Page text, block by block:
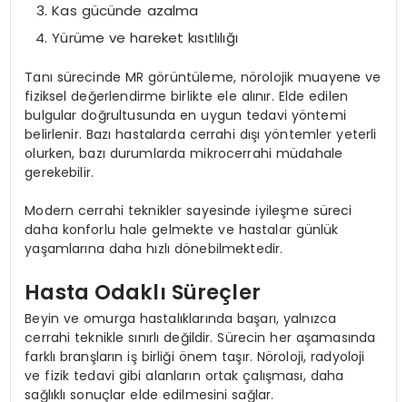
Kas gücünde azalma
Yürüme ve hareket kısıtlılığı
Tanı sürecinde MR görüntüleme, nörolojik muayene ve
fiziksel değerlendirme birlikte ele alınır. Elde edilen
bulgular doğrultusunda en uygun tedavi yöntemi
belirlenir. Bazı hastalarda cerrahi dışı yöntemler yeterli
olurken, bazı durumlarda mikrocerrahi müdahale
gerekebilir.
Modern cerrahi teknikler sayesinde iyileşme süreci
daha konforlu hale gelmekte ve hastalar günlük
yaşamlarına daha hızlı dönebilmektedir.
Hasta Odaklı Süreçler
Beyin ve omurga hastalıklarında başarı, yalnızca
cerrahi teknikle sınırlı değildir. Sürecin her aşamasında
farklı branşların iş birliği önem taşır. Nöroloji, radyoloji
ve fizik tedavi gibi alanların ortak çalışması, daha
sağlıklı sonuçlar elde edilmesini sağlar.